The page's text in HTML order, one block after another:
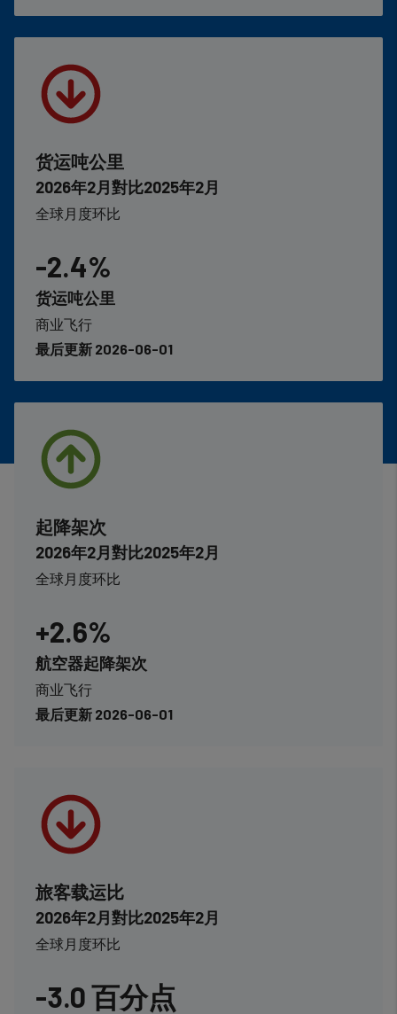
货运吨公里
2026年2月對比2025年2月
全球月度环比
-2.4%
货运吨公里
商业飞行
最后更新 2026-06-01
起降架次
2026年2月對比2025年2月
全球月度环比
+2.6%
航空器起降架次
商业飞行
最后更新 2026-06-01
旅客载运比
2026年2月對比2025年2月
全球月度环比
-3.0 百分点